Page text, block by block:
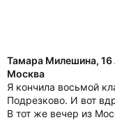
Тамара Милешина, 16
Москва
Я кончила восьмой
Подрезково. И вот
В тот же вечер из